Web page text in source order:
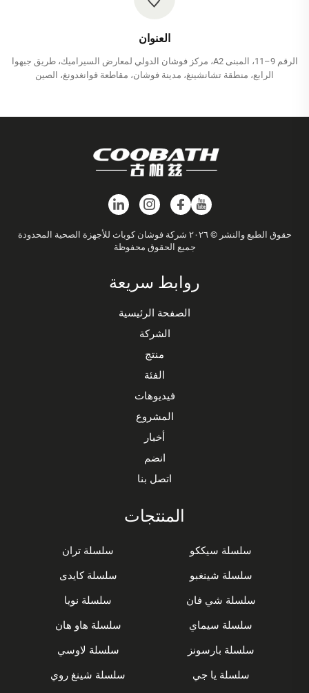
العنوان
الرقم 9–11، المبنى A2، مركز فوشان الدولي لمعارض السيراميك، طريق جيهوا
الرابع، منطقة تشانشينغ، مدينة فوشان، مقاطعة قوانغدونغ، الصين
حقوق الطبع والنشر © ٢٠٢٦ شركة فوشان كوباث للأجهزة الصحية المحدودة
جميع الحقوق محفوظة
روابط سريعة
الصفحة الرئيسية
الشركة
منتج
الفئة
فيديوهات
المشروع
أخبار
انضم
اتصل بنا
المنتجات
سلسلة سيككو
سلسلة تران
سلسلة شينغبو
سلسلة كايدى
سلسلة شي فان
سلسلة نويا
سلسلة سيماي
سلسلة هاو هان
سلسلة بارسونز
سلسلة لاوسي
سلسلة يا جي
سلسلة شينغ روي